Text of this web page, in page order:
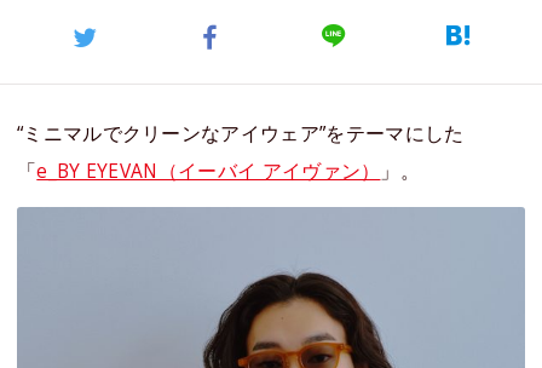
“ミニマルでクリーンなアイウェア”をテーマにした
「e_BY EYEVAN（イーバイ アイヴァン） 」。